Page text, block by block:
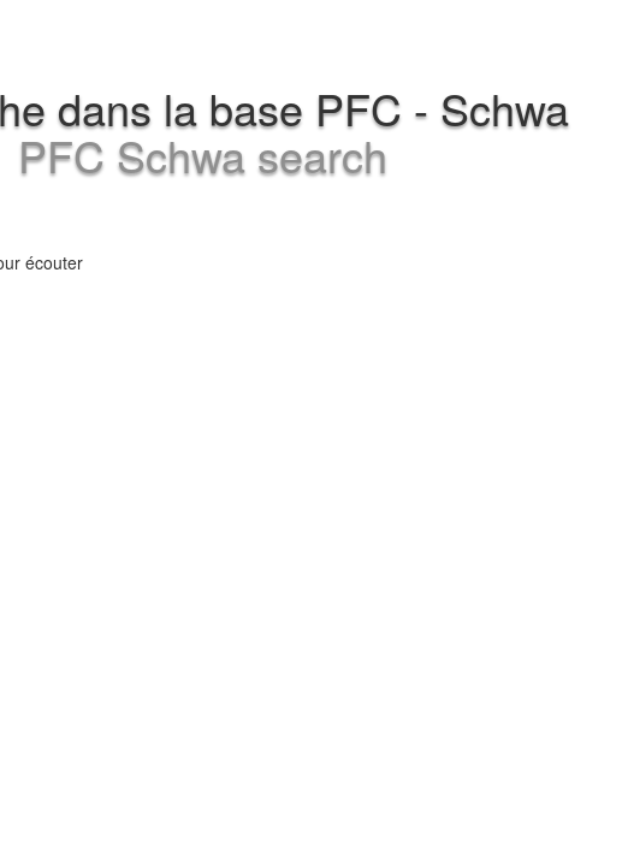
dans la base PFC - Schwa
PFC Schwa search
écouter